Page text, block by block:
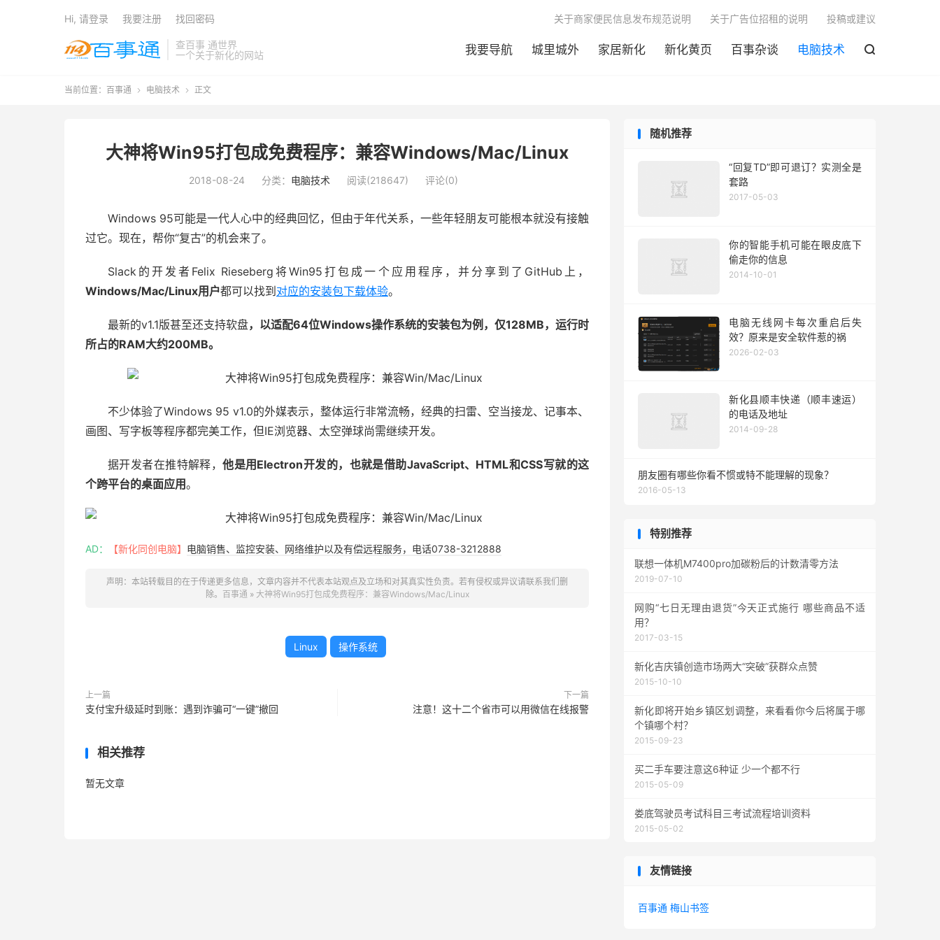
查百事 通世界
一个关于新化的网站
我要导航 城里城外 家居新化 新化黄页 百事杂谈 电脑技术 
关于商家便民信息发布规范说明 关于广告位招租的说明 投稿或建议
Hi, 请登录 我要注册 找回密码
当前位置： 百事通  电脑技术  正文
大神将Win95打包成免费程序：兼容Windows/Mac/Linux
2018-08-24 分类： 电脑技术 阅读(218647) 评论(0)
Windows 95可能是一代人心中的经典回忆，但由于年代关系，一些年轻朋友可能根本就没有接触
过它。现在，帮你“复古”的机会来了。
Slack的开发者Felix Rieseberg将Win95打包成一个应用程序，并分享到了GitHub上，
Windows/Mac/Linux用户都可以找到 对应的安装包下载体验。
最新的v1.1版甚至还支持软盘，以适配64位Windows操作系统的安装包为例，仅128MB，运行时
所占的RAM大约200MB。
不少体验了Windows 95 v1.0的外媒表示，整体运行非常流畅，经典的扫雷、空当接龙、记事本、
画图、写字板等程序都完美工作，但IE浏览器、太空弹球尚需继续开发。
据开发者在推特解释，他是用Electron开发的，也就是借助JavaScript、HTML和CSS写就的这
个跨平台的桌面应用。
AD： 【新化同创电脑】 电脑销售、监控安装、网络维护以及有偿远程服务，电话0738-3212888
声明：本站转载目的在于传递更多信息，文章内容并不代表本站观点及立场和对其真实性负责。若有侵权或异议请联系我们删
除。 百事通 » 大神将Win95打包成免费程序：兼容Windows/Mac/Linux
Linux 操作系统
上一篇
支付宝升级延时到账：遇到诈骗可“一键”撤回
下一篇
注意！这十二个省市可以用微信在线报警
相关推荐
暂无文章
随机推荐
“回复TD”即可退订？实测全是
套路
2017-05-03
你的智能手机可能在眼皮底下
偷走你的信息
2014-10-01
电脑无线网卡每次重启后失
效？原来是安全软件惹的祸
2026-02-03
新化县顺丰快递（顺丰速运）
的电话及地址
2014-09-28
朋友圈有哪些你看不惯或特不能理解的现象？
2016-05-13
特别推荐
联想一体机M7400pro加碳粉后的计数清零方法
2019-07-10
网购“七日无理由退货”今天正式施行 哪些商品不适
用？
2017-03-15
新化吉庆镇创造市场两大“突破”获群众点赞
2015-10-10
新化即将开始乡镇区划调整，来看看你今后将属于哪
个镇哪个村？
2015-09-23
买二手车要注意这6种证 少一个都不行
2015-05-09
娄底驾驶员考试科目三考试流程培训资料
2015-05-02
友情链接
百事通 梅山书签